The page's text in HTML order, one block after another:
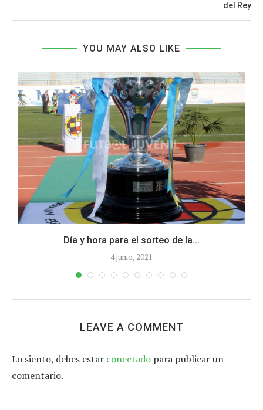
del Rey
YOU MAY ALSO LIKE
Día y hora para el sorteo de la...
4 junio, 2021
LEAVE A COMMENT
Lo siento, debes estar conectado para publicar un
comentario.